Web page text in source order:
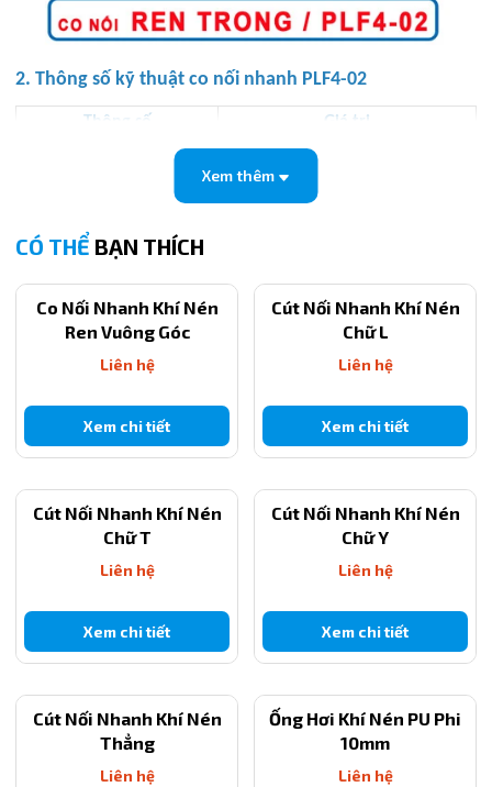
2. Thông số kỹ thuật co nối nhanh PLF4-02
Thông số
Giá trị
Góc nối
Vật liệu
PBT + đồng mạ nickel
Xem thêm
CÓ THỂ BẠN THÍCH
Co Nối Nhanh Khí Nén
Ren Vuông Góc
Liên hệ
Xem chi tiết
Cút Nối Nhanh Khí Nén
Chữ L
Liên hệ
Xem chi tiết
Cút Nối Nhanh Khí Nén
Chữ T
Liên hệ
Xem chi tiết
Cút Nối Nhanh Khí Nén
Chữ Y
Liên hệ
Xem chi tiết
Cút Nối Nhanh Khí Nén
Thẳng
Liên hệ
Ống Hơi Khí Nén PU Phi
10mm
Liên hệ